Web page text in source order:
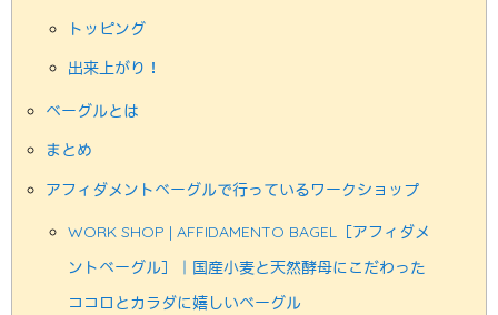
トッピング
出来上がり！
ベーグルとは
まとめ
アフィダメントベーグルで行っているワークショップ
WORK SHOP | AFFIDAMENTO BAGEL［アフィダメ
ントベーグル］｜国産小麦と天然酵母にこだわった
ココロとカラダに嬉しいベーグル